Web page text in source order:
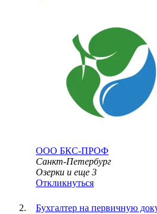
ООО БКС-ПРОФ
Санкт-Петербург
Озерки и еще 3
Откликнуться
Бухгалтер на первичную